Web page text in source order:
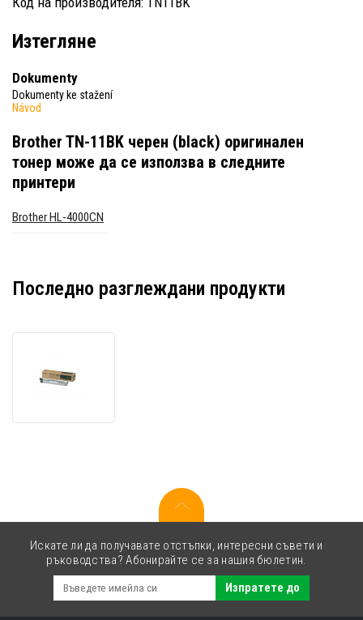
Изтегляне
Dokumenty
Dokumenty ke stažení
Návod
Brother TN-11BK черен (black) оригинален
тонер може да се използва в следните
принтери
Brother HL-4000CN
Последно разглеждани продукти
(black)
Искате ли да получавате отстъпки, интересни съвети и
ръководства? Абонирайте се за нашия бюлетин.
Изпратете до